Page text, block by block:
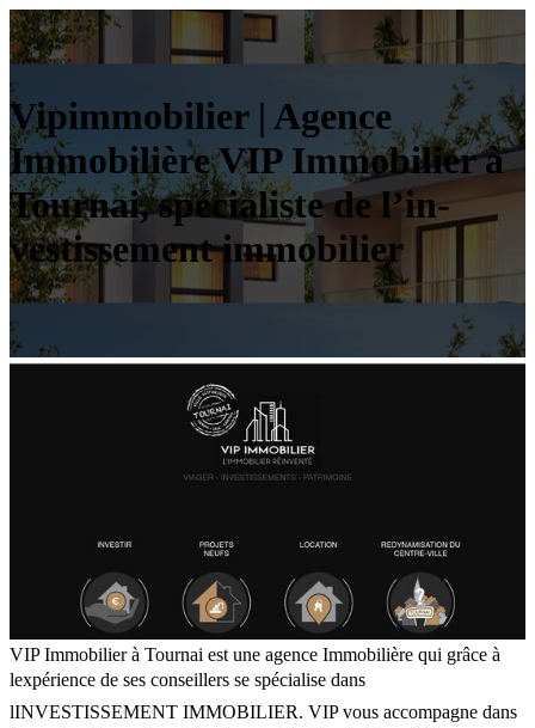
Vipim­mobi­lier | Agence
Immobilière VIP Immobilier à
Tournai, spécialiste de l’in­
vestis­se­ment immobilier
VIP Immobilier à Tournai est une agence Immobilière qui grâce à
lexpérience de ses conseillers se spécialise dans
lINVESTISSEMENT IMMOBILIER. VIP vous accompagne dans